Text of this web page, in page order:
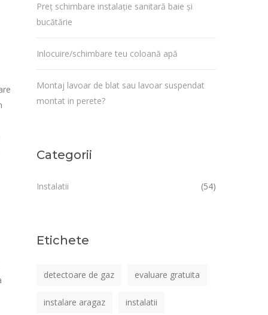
Preț schimbare instalație sanitară baie și
bucătărie
Inlocuire/schimbare teu coloană apă
Montaj lavoar de blat sau lavoar suspendat
montat in perete?
Categorii
Instalatii (54)
Etichete
detectoare de gaz evaluare gratuita
instalare aragaz instalatii